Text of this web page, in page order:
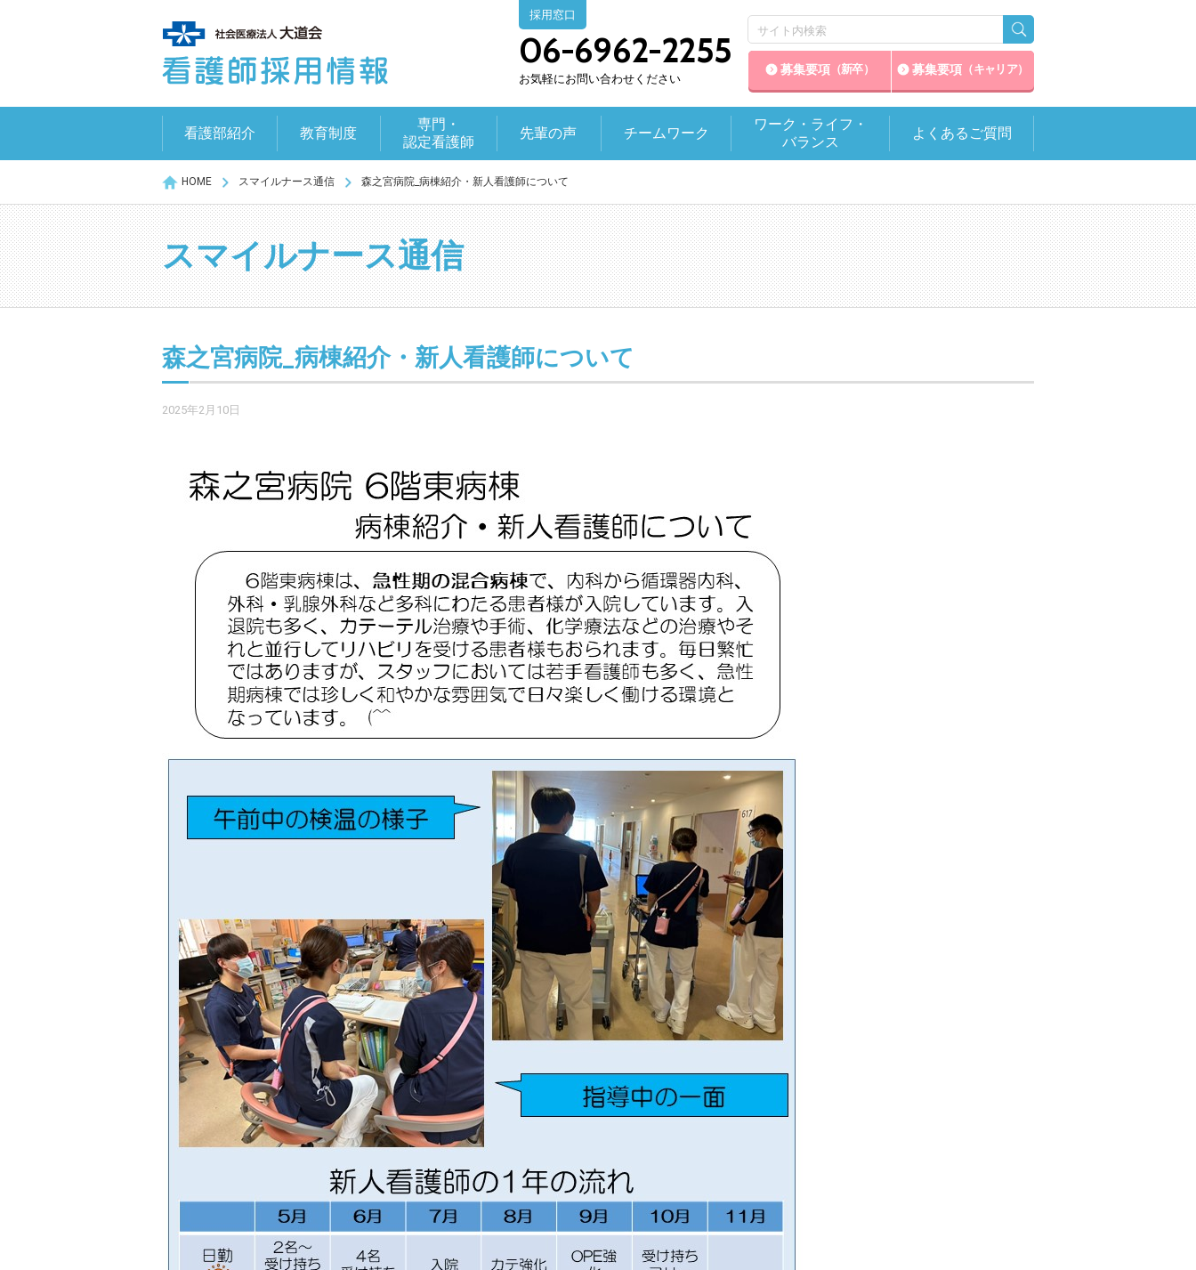
採用窓口
06-6962-2255
お気軽にお問い合わせください
募集要項（新卒） 募集要項 （キャリア）
看護部紹介 教育制度
専門・
認定看護師
先輩の声 チームワーク
ワーク・ライフ・
バランス
よくあるご質問
HOME スマイルナース通信 森之宮病院_病棟紹介・新人看護師について
スマイルナース通信
森之宮病院_病棟紹介・新人看護師について
2025年2月10日